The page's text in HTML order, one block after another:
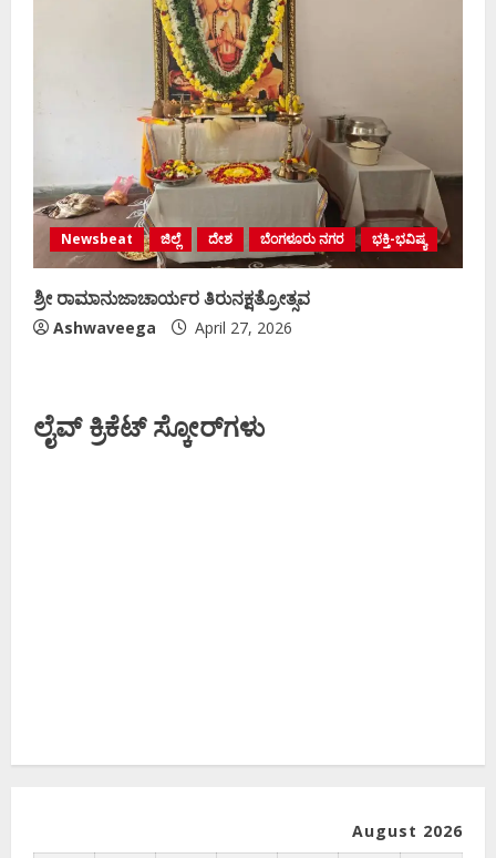
Newsbeat ಜಿಲ್ಲೆ ದೇಶ ಬೆಂಗಳೂರು ನಗರ ಭಕ್ತಿ-ಭವಿಷ್ಯ
ಶ್ರೀ ರಾಮಾನುಜಾಚಾರ್ಯರ ತಿರುನಕ್ಷತ್ರೋತ್ಸವ
Ashwaveega April 27, 2026
ಲೈವ್ ಕ್ರಿಕೆಟ್ ಸ್ಕೋರ್‌ಗಳು
August 2026